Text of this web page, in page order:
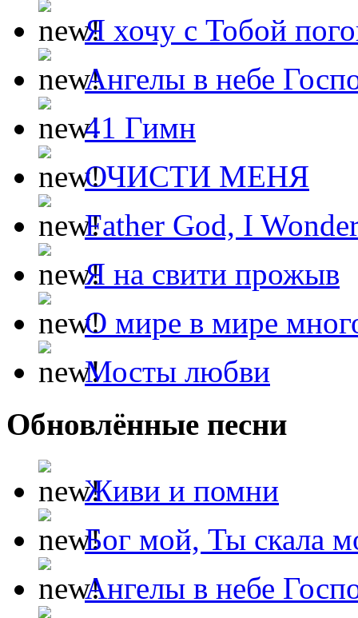
Я хочу с Тобой
Ангелы в небе
41 Гимн
ОЧИСТИ МЕНЯ
Father God, I
Я на свити прожыв
О мире в мире
Мосты любви
Обновлённые песни
Живи и помни
Бог мой, Ты скала
Ангелы в небе